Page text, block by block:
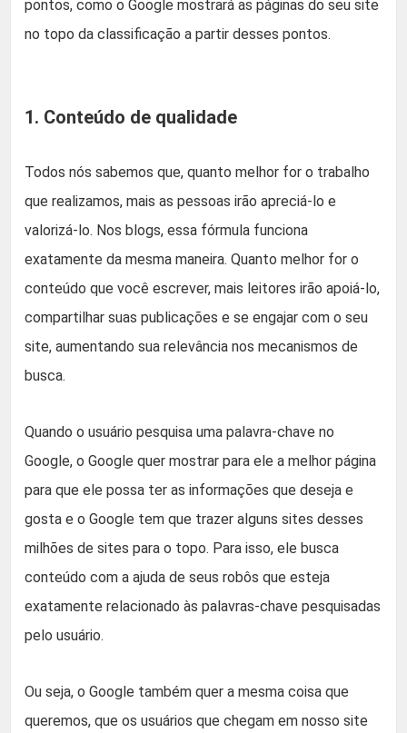
pontos, como o Google mostrará as páginas do seu site
no topo da classificação a partir desses pontos.
1. Conteúdo de qualidade
Todos nós sabemos que, quanto melhor for o trabalho
que realizamos, mais as pessoas irão apreciá-lo e
valorizá-lo. Nos blogs, essa fórmula funciona
exatamente da mesma maneira. Quanto melhor for o
conteúdo que você escrever, mais leitores irão apoiá-lo,
compartilhar suas publicações e se engajar com o seu
site, aumentando sua relevância nos mecanismos de
busca.
Quando o usuário pesquisa uma palavra-chave no
Google, o Google quer mostrar para ele a melhor página
para que ele possa ter as informações que deseja e
gosta e o Google tem que trazer alguns sites desses
milhões de sites para o topo. Para isso, ele busca
conteúdo com a ajuda de seus robôs que esteja
exatamente relacionado às palavras-chave pesquisadas
pelo usuário.
Ou seja, o Google também quer a mesma coisa que
queremos, que os usuários que chegam em nosso site